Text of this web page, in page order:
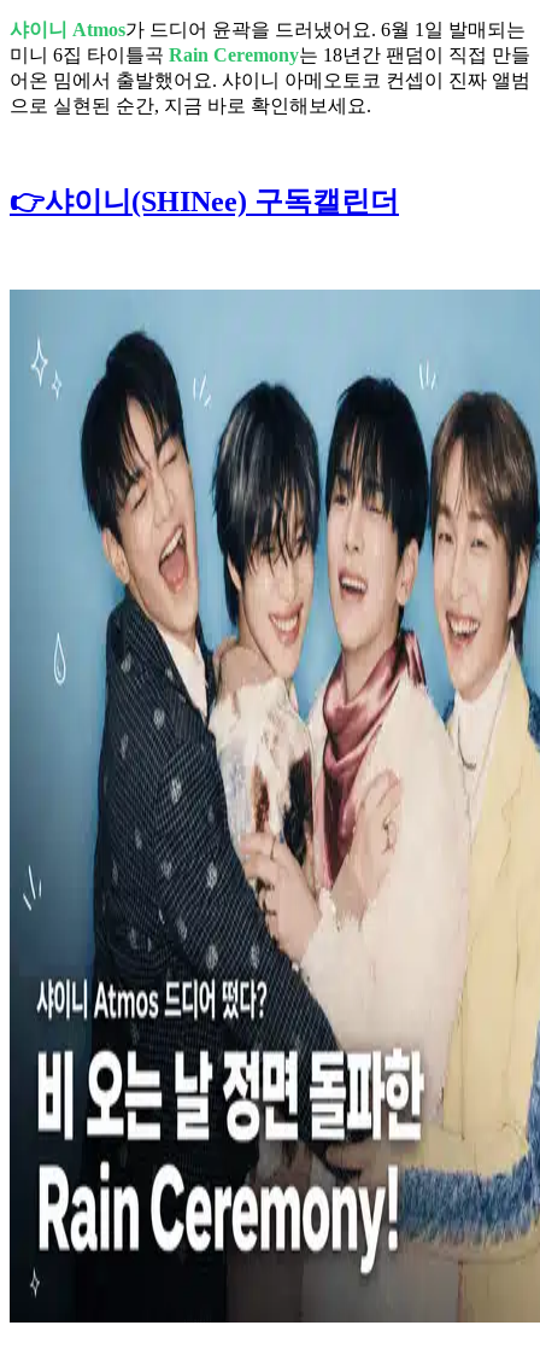
샤이니 Atmos가 드디어 윤곽을 드러냈어요. 6월 1일 발매되는
미니 6집 타이틀곡 Rain Ceremony는 18년간 팬덤이 직접 만들
어온 밈에서 출발했어요. 샤이니 아메오토코 컨셉이 진짜 앨범
으로 실현된 순간, 지금 바로 확인해보세요.
👉샤이니(SHINee) 구독캘린더